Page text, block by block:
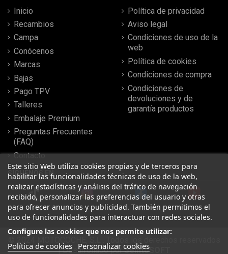
Inicio
Recambios
Campa
Conócenos
Marcas
Bajas
Pago TPV
Talleres
Embalaje Premium
Preguntas Frecuentes
(FAQ)
Contacto
Política de privacidad
Aviso legal
Condiciones de uso de la
web
Política de cookies
Condiciones de compra
Condiciones de
devoluciones y de
garantía productos
Este sitio Web utiliza cookies propias y de terceros para
habilitar las funcionalidades técnicas de uso de la web,
realizar estadísticas y análisis del tráfico de navegación
recibido, personalizar las preferencias del usuario y otras
para ofrecer anuncios y publicidad. También permitimos el
uso de funcionalidades para interactuar con redes sociales.
Configure las cookies que nos permite utilizar:
Política de cookies Personalizar cookies
SÍGUENOS EN
| Desarrollado porSeintoSOFT